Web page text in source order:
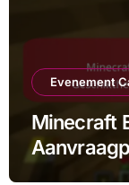
Evenement
Minecraft